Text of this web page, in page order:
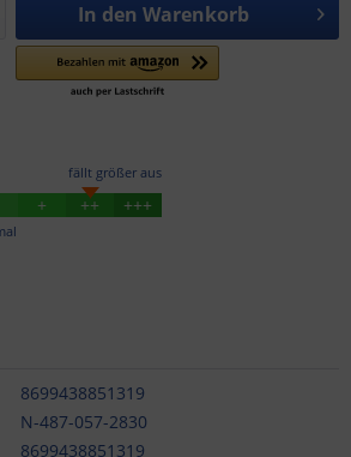
In den Warenkorb
fällt größer aus
+ ++ +++
8699438851319
N-487-057-2830
8699438851319